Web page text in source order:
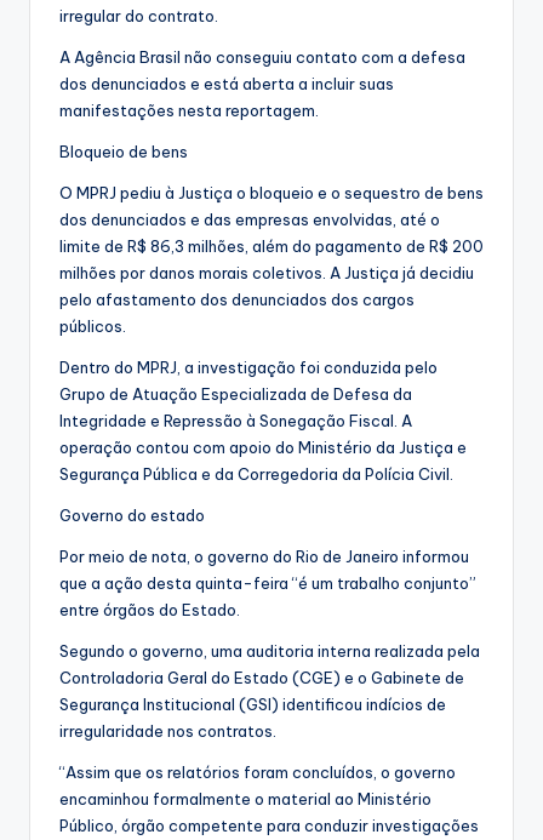
irregular do contrato.
A Agência Brasil não conseguiu contato com a defesa
dos denunciados e está aberta a incluir suas
manifestações nesta reportagem.
Bloqueio de bens
O MPRJ pediu à Justiça o bloqueio e o sequestro de bens
dos denunciados e das empresas envolvidas, até o
limite de R$ 86,3 milhões, além do pagamento de R$ 200
milhões por danos morais coletivos. A Justiça já decidiu
pelo afastamento dos denunciados dos cargos
públicos.
Dentro do MPRJ, a investigação foi conduzida pelo
Grupo de Atuação Especializada de Defesa da
Integridade e Repressão à Sonegação Fiscal. A
operação contou com apoio do Ministério da Justiça e
Segurança Pública e da Corregedoria da Polícia Civil.
Governo do estado
Por meio de nota, o governo do Rio de Janeiro informou
que a ação desta quinta-feira “é um trabalho conjunto”
entre órgãos do Estado.
Segundo o governo, uma auditoria interna realizada pela
Controladoria Geral do Estado (CGE) e o Gabinete de
Segurança Institucional (GSI) identificou indícios de
irregularidade nos contratos.
“Assim que os relatórios foram concluídos, o governo
encaminhou formalmente o material ao Ministério
Público, órgão competente para conduzir investigações